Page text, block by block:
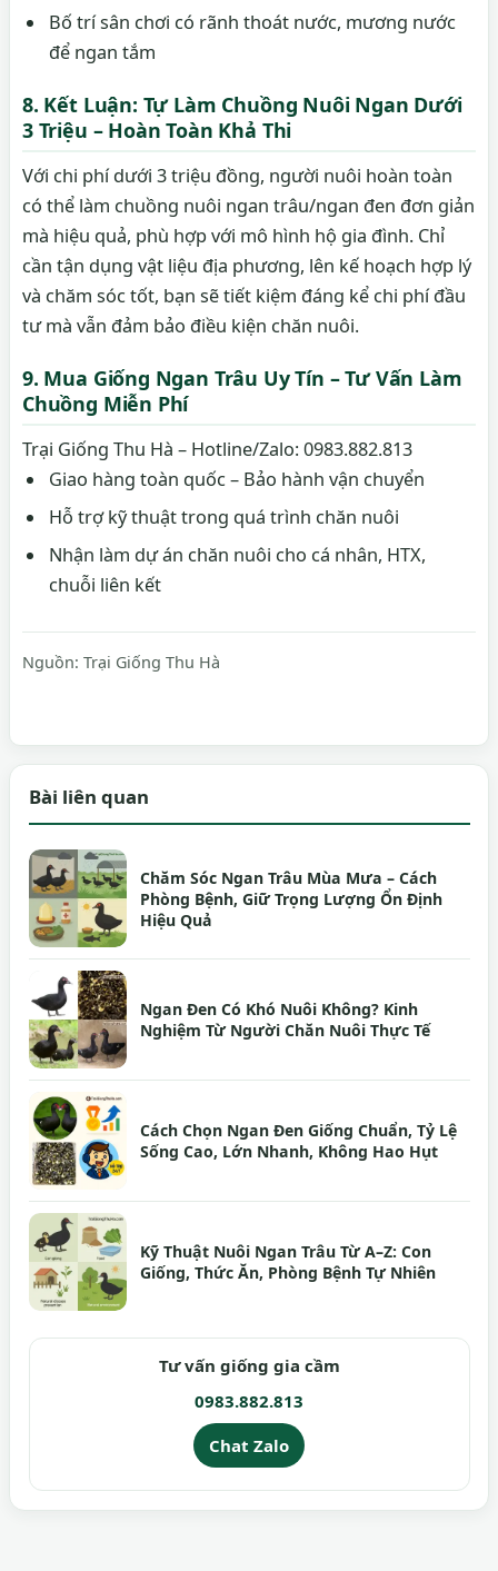
Bố trí sân chơi có rãnh thoát nước, mương nước
để ngan tắm
8. Kết Luận: Tự Làm Chuồng Nuôi Ngan Dưới
3 Triệu – Hoàn Toàn Khả Thi
Với chi phí dưới 3 triệu đồng, người nuôi hoàn toàn
có thể làm chuồng nuôi ngan trâu/ngan đen đơn giản
mà hiệu quả, phù hợp với mô hình hộ gia đình. Chỉ
cần tận dụng vật liệu địa phương, lên kế hoạch hợp lý
và chăm sóc tốt, bạn sẽ tiết kiệm đáng kể chi phí đầu
tư mà vẫn đảm bảo điều kiện chăn nuôi.
9. Mua Giống Ngan Trâu Uy Tín – Tư Vấn Làm
Chuồng Miễn Phí
Trại Giống Thu Hà – Hotline/Zalo: 0983.882.813
Giao hàng toàn quốc – Bảo hành vận chuyển
Hỗ trợ kỹ thuật trong quá trình chăn nuôi
Nhận làm dự án chăn nuôi cho cá nhân, HTX,
chuỗi liên kết
Nguồn: Trại Giống Thu Hà
Bài liên quan
Chăm Sóc Ngan Trâu Mùa Mưa – Cách
Phòng Bệnh, Giữ Trọng Lượng Ổn Định
Hiệu Quả
Ngan Đen Có Khó Nuôi Không? Kinh
Nghiệm Từ Người Chăn Nuôi Thực Tế
Cách Chọn Ngan Đen Giống Chuẩn, Tỷ Lệ
Sống Cao, Lớn Nhanh, Không Hao Hụt
Kỹ Thuật Nuôi Ngan Trâu Từ A–Z: Con
Giống, Thức Ăn, Phòng Bệnh Tự Nhiên
Tư vấn giống gia cầm
0983.882.813
Chat Zalo